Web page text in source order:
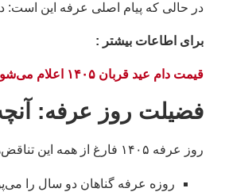
در حالی که پیام اصلی عرفه این است:
براى اطاعات بيشتر :
قیمت دام عید قربان ۱۴۰۵ اعلام می‌شود اما کیف خالی است
فضیلت روز عرفه:
روز عرفه ۱۴۰۵ فارغ از همه این تناقض‌ها، یک واقعیت معنوی دارد که هیچ حکومتی نمی‌تواند آن را تغییر دهد:
روزه عرفه گناهان دو سال را